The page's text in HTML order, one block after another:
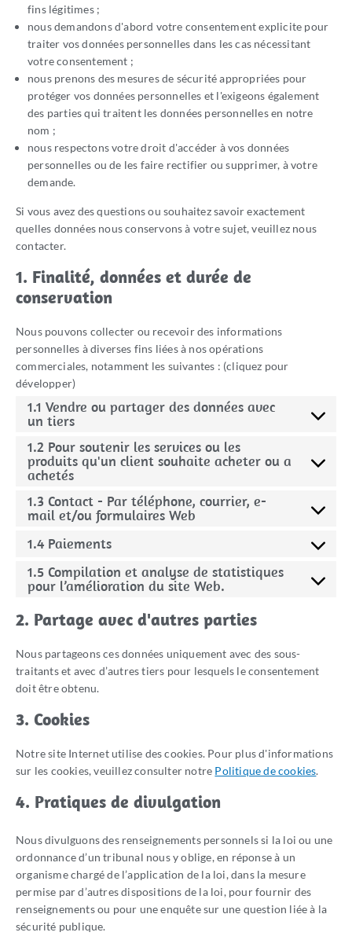
fins légitimes ;
nous demandons d'abord votre consentement explicite pour
traiter vos données personnelles dans les cas nécessitant
votre consentement ;
nous prenons des mesures de sécurité appropriées pour
protéger vos données personnelles et l'exigeons également
des parties qui traitent les données personnelles en notre
nom ;
nous respectons votre droit d'accéder à vos données
personnelles ou de les faire rectifier ou supprimer, à votre
demande.
Si vous avez des questions ou souhaitez savoir exactement
quelles données nous conservons à votre sujet, veuillez nous
contacter.
1. Finalité, données et durée de
conservation
Nous pouvons collecter ou recevoir des informations
personnelles à diverses fins liées à nos opérations
commerciales, notamment les suivantes : (cliquez pour
développer)
1.1 Vendre ou partager des données avec
un tiers
1.2 Pour soutenir les services ou les
produits qu'un client souhaite acheter ou a
achetés
1.3 Contact - Par téléphone, courrier, e-
mail et/ou formulaires Web
1.4 Paiements
1.5 Compilation et analyse de statistiques
pour l’amélioration du site Web.
2. Partage avec d'autres parties
Nous partageons ces données uniquement avec des sous-
traitants et avec d’autres tiers pour lesquels le consentement
doit être obtenu.
3. Cookies
Notre site Internet utilise des cookies. Pour plus d'informations
sur les cookies, veuillez consulter notre Politique de cookies.
4. Pratiques de divulgation
Nous divulguons des renseignements personnels si la loi ou une
ordonnance d’un tribunal nous y oblige, en réponse à un
organisme chargé de l’application de la loi, dans la mesure
permise par d’autres dispositions de la loi, pour fournir des
renseignements ou pour une enquête sur une question liée à la
sécurité publique.